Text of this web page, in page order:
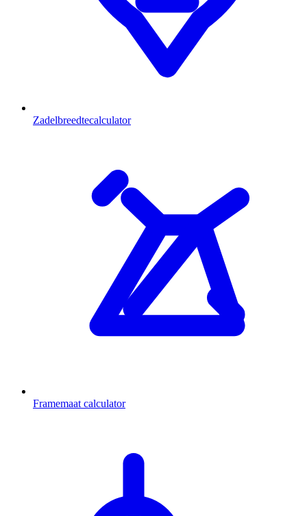
Zadelbreedtecalculator
Framemaat calculator